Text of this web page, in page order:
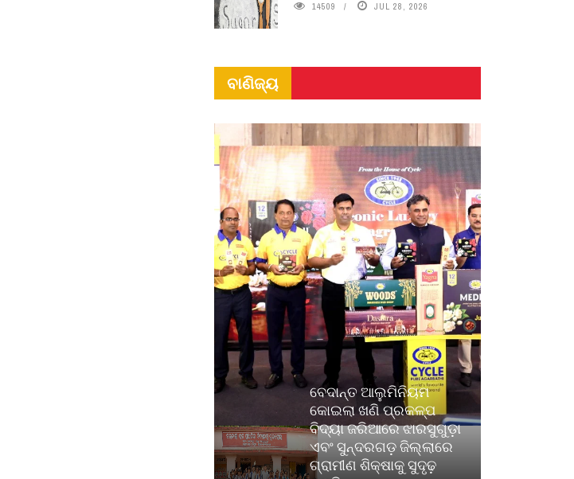
14509 JUL 28, 2026
ବାଣିଜ୍ୟ
ବେଦାନ୍ତ ଆଲୁମିନିୟମ
କୋଇଲା ଖଣି ପ୍ରକଳ୍ପ
ବିଦ୍ୟା ଜରିଆରେ ଝାରସୁଗୁଡ଼ା
ଏବଂ ସୁନ୍ଦରଗଡ଼ ଜିଲ୍ଲାରେ
ଗ୍ରାମୀଣ ଶିକ୍ଷାକୁ ସୁଦୃଢ଼